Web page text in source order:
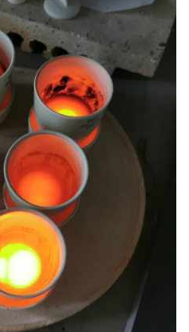
Tấm lòng Việt
Vươn mình bằng AI
VTV8
English